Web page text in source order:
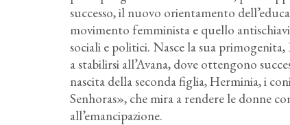
successo, il nuovo orientamento
movimento femminista e quello
sociali e politici. Nasce la sua
a stabilirsi all’Avana, dove ottengono
nascita della seconda figlia, Herminia, i
Senhoras», che mira a rendere le donne
all’emancipazione.